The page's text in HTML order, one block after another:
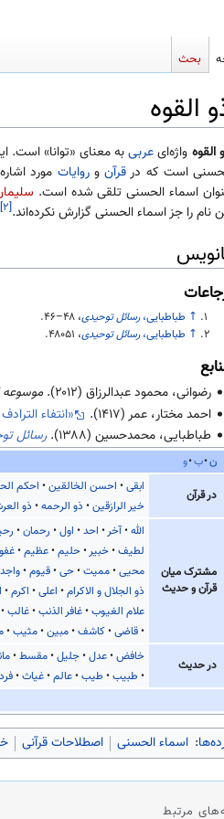
القوه
القوه واژه‌ایعربیبه معنای «توانا» است.
است که درقرآنوروایات مورد
اسماء الحسنی تلقی شده است.
نام را جز اسماء الحسنی گزارش نکرده‌اند.[۲]
↑ طباطبایی،رسائل توحیدی،۴۶–۴۸.
↑ طباطبایی،رسائل توحیدی، ۴۸۰۵۱.
رضوانی، محمود عبدالرزاق (۲۰۱۲).موسوعه
احمد مختار، عمر (۱۴۱۷). «انتفاء
طباطبایی، محمدحسین (۱۳۸۸).رسائل
ن ب و
در قرآن
ابقی احسن الخالقین احکم
خیر الرازقین ذو الرحمه ذو
مشترک میان
قرآن و حدیث
الله آخر احد اول رحمان
لطیف خبیر حلیم عظیم
محیی ممیت حی قیوم واجد
ذو الجلال و الاکرام اعلی اکرم
علام الغیوب غافر الذنب غالب
قاضی کاشف مبین مثیب
در حدیث
خافض عدل جلیل مقسط
طبیب طیب عالم غیاث فرد
: اسماء الحسنی اصطلاحات قرآنی
مرتبط
بحث